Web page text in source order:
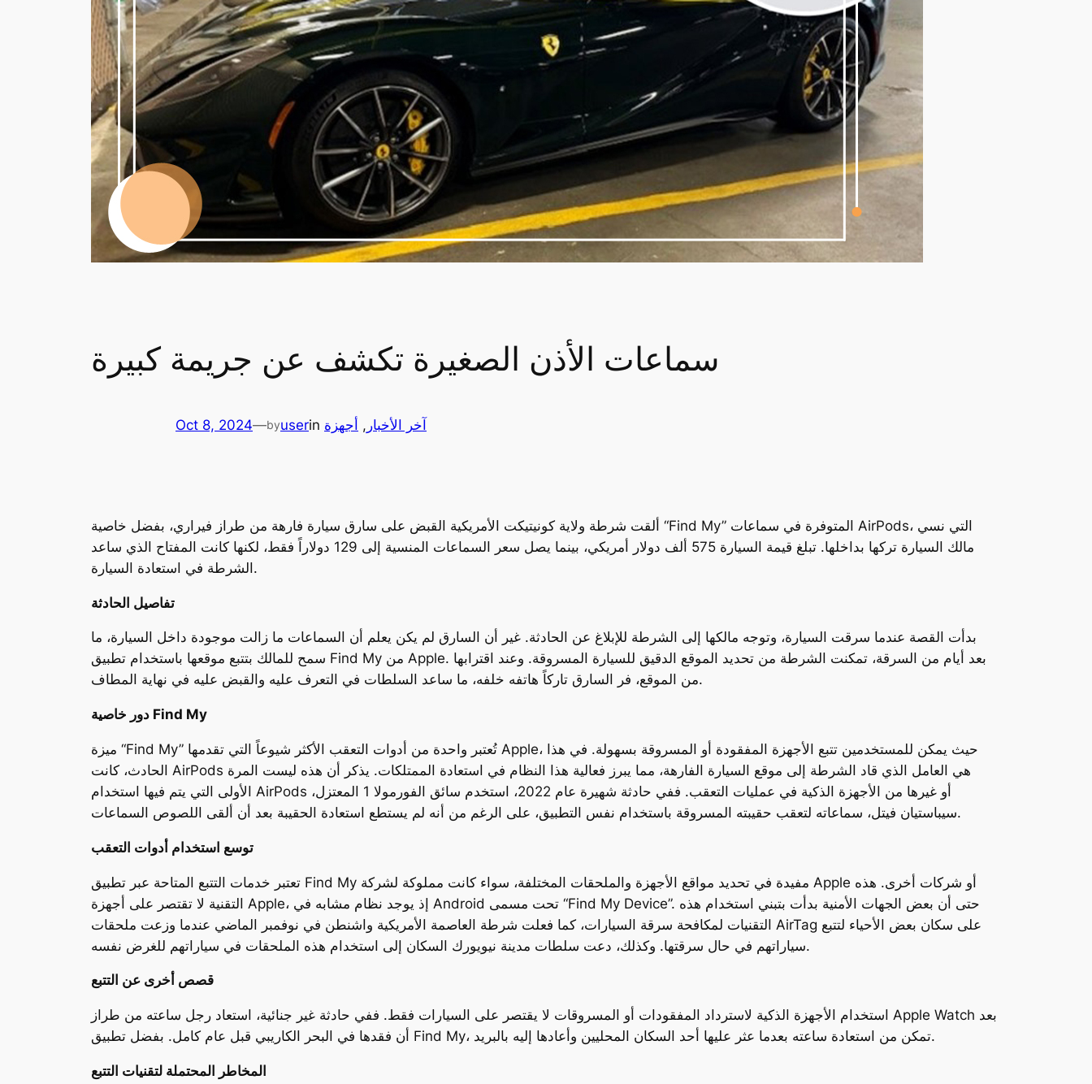
سماعات الأذن الصغيرة تكشف عن جريمة كبيرة
Oct 8, 2024—byuserin آخر الأخبار , أجهزة
ألقت شرطة ولاية كونيتيكت الأمريكية القبض على سارق سيارة فارهة من طراز فيراري، بفضل خاصية “Find My” المتوفرة في سماعات AirPods، التي نسي
مالك السيارة تركها بداخلها. تبلغ قيمة السيارة 575 ألف دولار أمريكي، بينما يصل سعر السماعات المنسية إلى 129 دولاراً فقط، لكنها كانت المفتاح الذي ساعد
الشرطة في استعادة السيارة.
تفاصيل الحادثة
بدأت القصة عندما سرقت السيارة، وتوجه مالكها إلى الشرطة للإبلاغ عن الحادثة. غير أن السارق لم يكن يعلم أن السماعات ما زالت موجودة داخل السيارة، ما
سمح للمالك بتتبع موقعها باستخدام تطبيق Find My من Apple. بعد أيام من السرقة، تمكنت الشرطة من تحديد الموقع الدقيق للسيارة المسروقة. وعند اقترابها
من الموقع، فر السارق تاركاً هاتفه خلفه، ما ساعد السلطات في التعرف عليه والقبض عليه في نهاية المطاف.
دور خاصية Find My
ميزة “Find My” تُعتبر واحدة من أدوات التعقب الأكثر شيوعاً التي تقدمها Apple، حيث يمكن للمستخدمين تتبع الأجهزة المفقودة أو المسروقة بسهولة. في هذا
الحادث، كانت AirPods هي العامل الذي قاد الشرطة إلى موقع السيارة الفارهة، مما يبرز فعالية هذا النظام في استعادة الممتلكات. يذكر أن هذه ليست المرة
الأولى التي يتم فيها استخدام AirPods أو غيرها من الأجهزة الذكية في عمليات التعقب. ففي حادثة شهيرة عام 2022، استخدم سائق الفورمولا 1 المعتزل،
سيباستيان فيتل، سماعاته لتعقب حقيبته المسروقة باستخدام نفس التطبيق، على الرغم من أنه لم يستطع استعادة الحقيبة بعد أن ألقى اللصوص السماعات.
توسع استخدام أدوات التعقب
تعتبر خدمات التتبع المتاحة عبر تطبيق Find My مفيدة في تحديد مواقع الأجهزة والملحقات المختلفة، سواء كانت مملوكة لشركة Apple أو شركات أخرى. هذه
التقنية لا تقتصر على أجهزة Apple، إذ يوجد نظام مشابه في Android تحت مسمى “Find My Device”. حتى أن بعض الجهات الأمنية بدأت بتبني استخدام هذه
التقنيات لمكافحة سرقة السيارات، كما فعلت شرطة العاصمة الأمريكية واشنطن في نوفمبر الماضي عندما وزعت ملحقات AirTag على سكان بعض الأحياء لتتبع
سياراتهم في حال سرقتها. وكذلك، دعت سلطات مدينة نيويورك السكان إلى استخدام هذه الملحقات في سياراتهم للغرض نفسه.
استخدام الأجهزة الذكية لاسترداد المفقودات أو المسروقات لا يقتصر على السيارات فقط. ففي حادثة غير جنائية، استعاد رجل ساعته من طراز Apple Watch بعد
أن فقدها في البحر الكاريبي قبل عام كامل. بفضل تطبيق Find My، تمكن من استعادة ساعته بعدما عثر عليها أحد السكان المحليين وأعادها إليه بالبريد.
المخاطر المحتملة لتقنيات التتبع